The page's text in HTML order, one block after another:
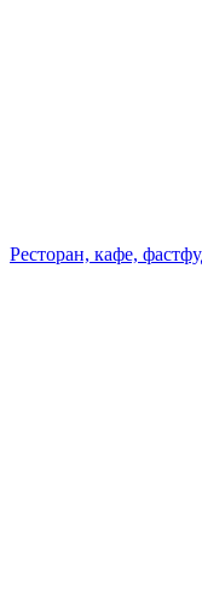
Ресторан, кафе,